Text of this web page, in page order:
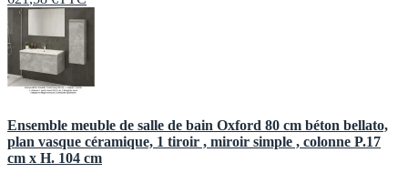
Ensemble meuble de salle de bain Oxford 80 cm béton bellato,
plan vasque céramique, 1 tiroir , miroir simple , colonne P.17
cm x H. 104 cm